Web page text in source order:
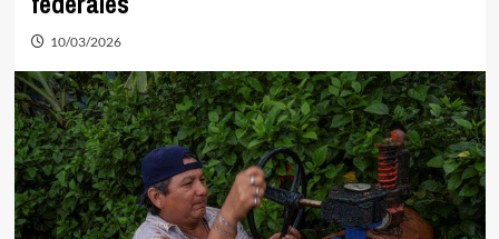
10/03/2026